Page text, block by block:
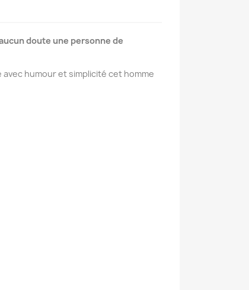
doute une personne de
humour et simplicité cet homme